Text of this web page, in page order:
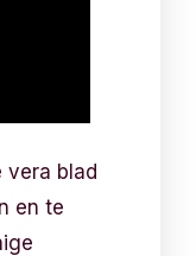
vera blad
en te